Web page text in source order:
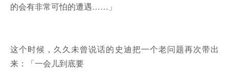
的会有非常可怕的遭遇……」
这个时候，久久未曾说话的史迪把一个老问题再次带出
来：「一会儿到底要